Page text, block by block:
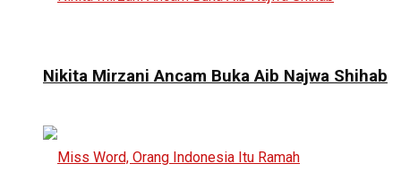
Nikita Mirzani Ancam Buka Aib Najwa Shihab